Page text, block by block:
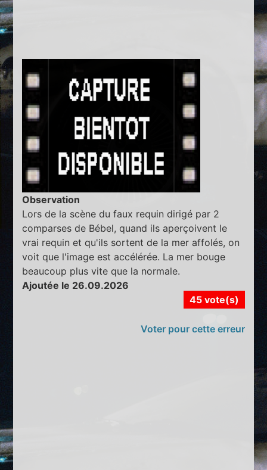
Observation
Lors de la scène du faux requin dirigé par 2
comparses de Bébel, quand ils aperçoivent le
vrai requin et qu'ils sortent de la mer affolés, on
voit que l'image est accélérée. La mer bouge
beaucoup plus vite que la normale.
Ajoutée le 26.09.2026
45 vote(s)
Voter pour cette erreur